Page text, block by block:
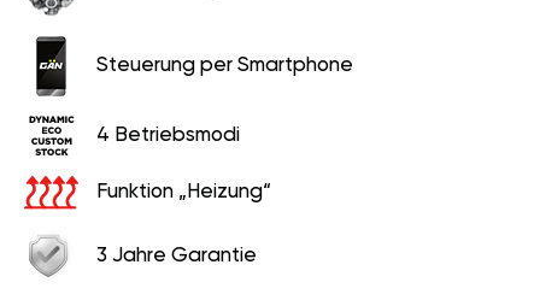
Steuerung per Smartphone
4 Betriebsmodi
Funktion „Heizung“
3 Jahre Garantie